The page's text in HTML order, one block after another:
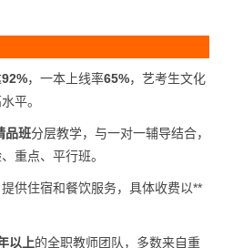
92%，一本上线率65%，艺考生文化
平。
品班分层教学，与一对一辅导结合，
重点、平行班。
供住宿和餐饮服务，具体收费以**
以上的全职教师团队，多数来自重